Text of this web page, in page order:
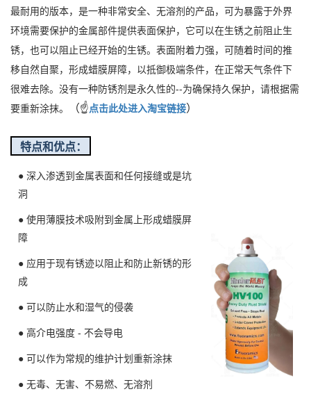
最耐用的版本， 是一种非常安全、无溶剂的产品， 可为暴露于外界
环境需要保护的金属部件提供表面保护，它可以在生锈之前阻止生
锈，也可以阻止已经开始的生锈。表面附着力强，可随着时间的推
移自然自聚，形成蜡膜屏障，以抵御极端条件，在正常天气条件下
很难去除。没有一种防锈剂是永久性的--为确保持久保护，请根据需
要重新涂抹。
（☝点击此处进入淘宝链接）
特点和优点：
● 深入渗透到金属表面和任何接缝或是坑
洞
● 使用薄膜技术吸附到金属上形成蜡膜屏
障
● 应用于现有锈迹以阻止和防止新锈的形
成
● 可以防止水和湿气的侵袭
● 高介电强度 - 不会导电
● 可以作为常规的维护计划重新涂抹
● 无毒、无害、不易燃、无溶剂